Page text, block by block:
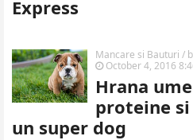
Express
Mancare si Bauturi /
October 4, 2016
Hrana
proteine
un super dog